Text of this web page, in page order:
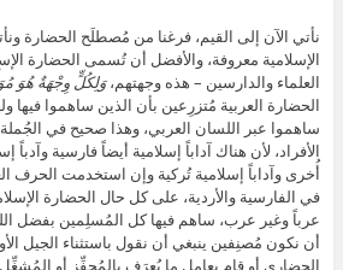
نأتي الآن إلى القيم، فرغنا من مُصطلَح الحضارة
الإسلامية معروفة، والأفضل أن تُسمى الحضارة
العلماء والدارسين – هذه وجهتهم،وَلِكُلٍّ وِجْهَةٌ هُوَ
الحضارة العربية مُتزرِعين بأن الذين ساهموا فيها
ساهموا عبر اللسان العربي، وهذا صحيح في
الأفراد، لأن هناك آداباً إسلامية أيضاً فارسية وآدباً
أُخرى وآداباً إسلامية تُركية وإن استخدمت الحرف
في الفارسية والأردية، على كل حال الحضارة
عرباً وغير عرب، ساهم فيها كل المُسلِمين بفضل الله
أن نكون مُصنِفين ينبغي أن نقول باستثناء الجيل